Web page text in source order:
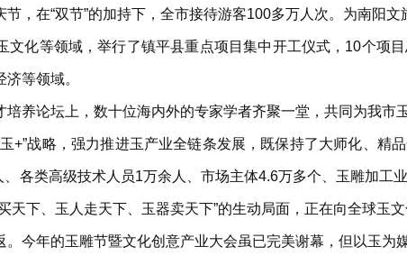
，在“双节”的加持下，全市接待游客100多万人次。为南阳
文化等领域，举行了镇平县重点项目集中开工仪式，10个项
等领域。
养论坛上，数十位海内外的专家学者齐聚一堂，共同为我市
+”战略，强力推进玉产业全链条发展，既保持了大师化、精
各类高级技术人员1万余人、市场主体4.6万多个、玉雕加工
天下、玉人走天下、玉器卖天下”的生动局面，正在向全球玉文
今年的玉雕节暨文化创意产业大会虽已完美谢幕，但以玉